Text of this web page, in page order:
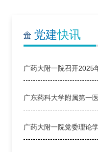
党建快讯
广药大附一院召开2025
广东药科大学附属第一
广药大附一院党委理论